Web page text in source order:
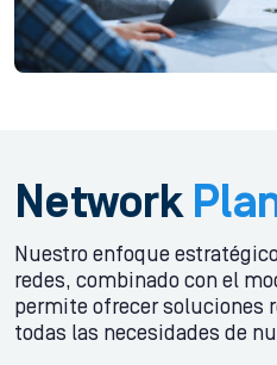
Network
Nuestro enfoque
redes, combinado con el
permite ofrecer soluciones
todas las necesidades de